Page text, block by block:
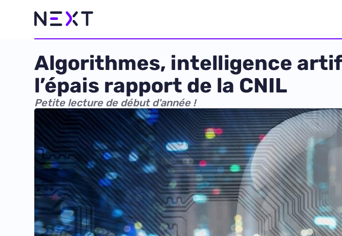
Algorithmes, intelligence
l’épais rapport de la CNIL
Petite lecture de début d'année !